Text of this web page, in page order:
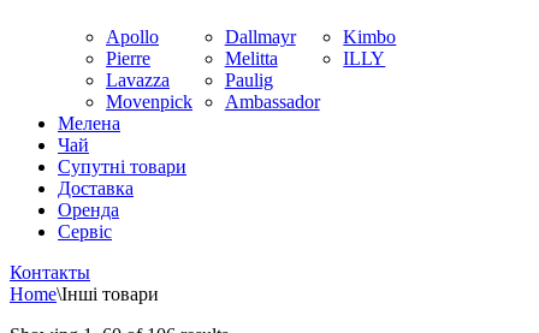
Apollo
Pierre
Lavazza
Movenpick
Dallmayr
Melitta
Paulig
Ambassador
Kimbo
ILLY
Мелена
Чай
Супутні товари
Доставка
Оренда
Cервіс
Контакты
Home\Інші товари